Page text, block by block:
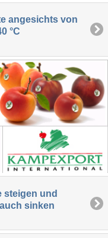
angesichts von
°C
steigen und
sinken